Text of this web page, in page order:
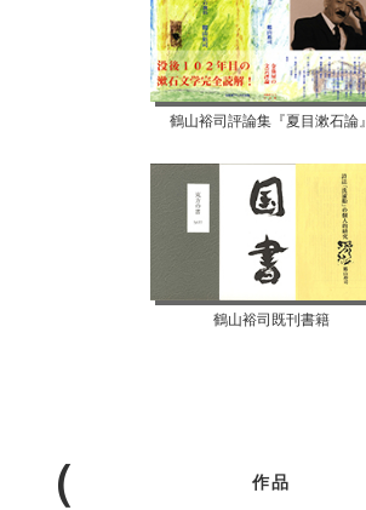
鶴山裕司評論集『夏目漱石論』
鶴山裕司既刊書籍
作品